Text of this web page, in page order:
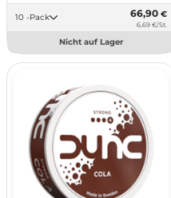
10 -Pack 66,90 €
6,69 €/St.
Nicht auf Lager